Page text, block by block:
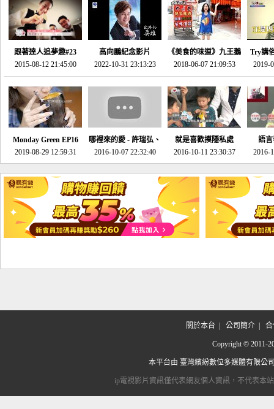
跟著達人追夢趣#23
promo-我想開間咖啡
館(謝佳凌)
2015-08-12 21:45:00
高向鵬紀念影片
2022-10-31 23:13:23
《美食的味道》九王鵝
肉
2018-06-07 21:09:53
Try講
2019-
Monday Green EP16
超意外~環保原來可以
邊玩邊做！
2019-08-29 12:59:31
哪裡來的愛 - 許瑞弘、
李其芬
2016-10-07 22:32:40
就是喜歡摸隱私處
2016-10-11 23:30:37
語
2016-
關於本台 公司簡介| 合
Copyright © 2011-
本平台由 臺灣繽紛數位多媒體有限公
ip電視影片資訊僅代表網友個人資訊，不代表本